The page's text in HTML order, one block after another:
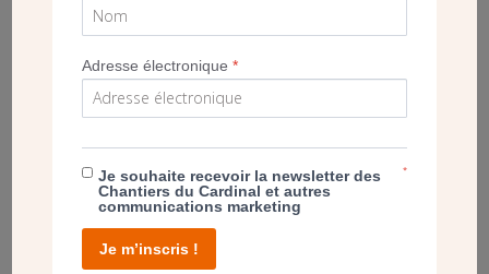
NOTRE DAME DE BOULOGNE (92) –
ACCUEILLIR AVEC L’ORATOIRE CARLO
ACUTIS
Adresse électronique*
Je souhaite recevoir la newsletter des
Chantiers du Cardinal et autres
communications marketing
*
Je m’inscris !